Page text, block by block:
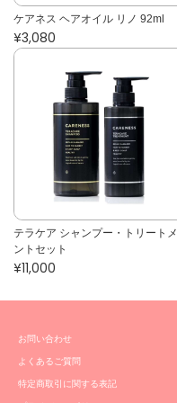
ケアネス ヘアオイル リノ 92ml
¥3,080
テラケア シャンプー・トリートメ
ントセット
¥11,000
お問い合わせ
よくあるご質問
特定商取引に関する表記